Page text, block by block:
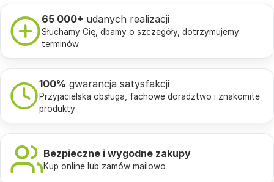
65 000+ udanych realizacji
Słuchamy Cię, dbamy o szczegóły, dotrzymujemy
terminów
100% gwarancja satysfakcji
Przyjacielska obsługa, fachowe doradztwo i znakomite
produkty
Bezpieczne i wygodne zakupy
Kup online lub zamów mailowo